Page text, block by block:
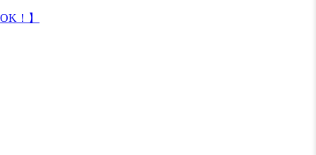
！】